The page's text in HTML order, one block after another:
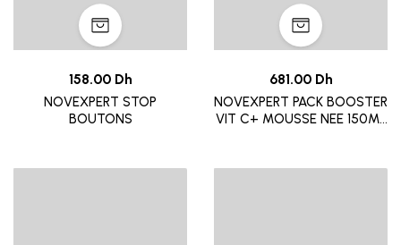
158.00 Dh
NOVEXPERT STOP
BOUTONS
681.00 Dh
NOVEXPERT PACK BOOSTER
VIT C+ MOUSSE NEE 150ML